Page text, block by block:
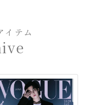
イテム